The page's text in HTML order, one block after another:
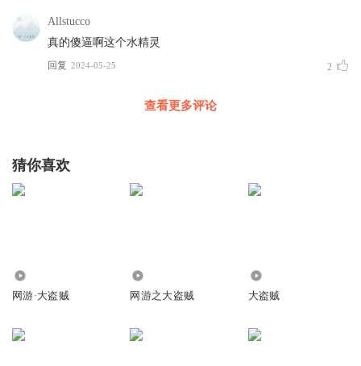
Allstucco
真的傻逼啊这个水精灵
回复 2024-05-25 2
查看更多评论
猜你喜欢
网游·大盗贼 网游之大盗贼 大盗贼